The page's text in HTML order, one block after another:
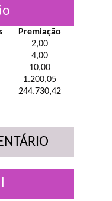
Premiação
2,00
4,00
10,00
1.200,05
244.730,42